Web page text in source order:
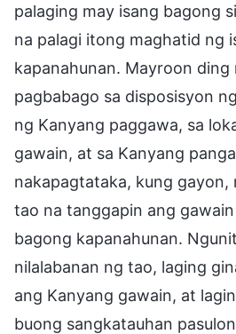
palaging may isang bagong
na palagi itong maghatid ng
kapanahunan. Mayroon ding
pagbabago sa disposisyon
ng Kanyang paggawa, sa
gawain, at sa Kanyang
nakapagtataka, kung gayon,
tao na tanggapin ang
bagong kapanahunan.
nilalabanan ng tao, laging
ang Kanyang gawain, at
buong sangkatauhan